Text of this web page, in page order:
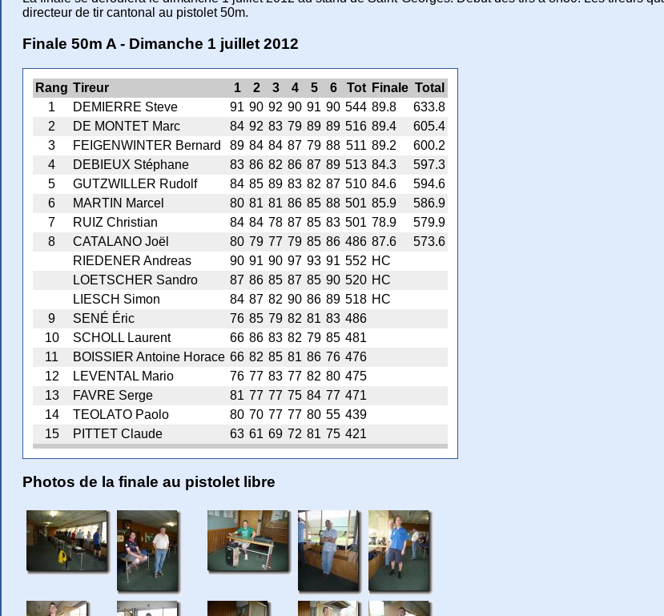
directeur de tir cantonal au pistolet 50m.
Finale 50m A - Dimanche 1 juillet 2012
Rang Tireur 1 2 3 4 5 6 Tot Finale Total
1
DEMIERRE Steve 91 90 92 90 91 90 544 89.8
633.8
2
DE MONTET Marc 84 92 83 79 89 89 516 89.4
605.4
3
FEIGENWINTER Bernard 89 84 84 87 79 88 511 89.2
600.2
4
DEBIEUX Stéphane 83 86 82 86 87 89 513 84.3
597.3
5
GUTZWILLER Rudolf 84 85 89 83 82 87 510 84.6
594.6
6
MARTIN Marcel 80 81 81 86 85 88 501 85.9
586.9
7
RUIZ Christian 84 84 78 87 85 83 501 78.9
579.9
8
CATALANO Joël 80 79 77 79 85 86 486 87.6
573.6
RIEDENER Andreas
90 91 90 97 93 91 552 HC
LOETSCHER Sandro
87 86 85 87 85 90 520 HC
LIESCH Simon
84 87 82 90 86 89 518 HC
9
SENÉ Éric 76 85 79 82 81 83 486
10
SCHOLL Laurent 66 86 83 82 79 85 481
11
BOISSIER Antoine Horace 66 82 85 81 86 76 476
12
LEVENTAL Mario 76 77 83 77 82 80 475
13
FAVRE Serge 81 77 77 75 84 77 471
14
TEOLATO Paolo 80 70 77 77 80 55 439
15
PITTET Claude 63 61 69 72 81 75 421
Photos de la finale au pistolet libre